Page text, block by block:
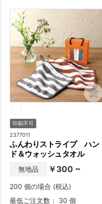
ズに、カラビナ付きのハンド
タオルが登場です。
印刷不可
2377011
ふんわりストライプ ハン
ド＆ウォッシュタオル
無地品 ￥300 ~
200 個の場合 (税込)
最低ご注文数： 30 個